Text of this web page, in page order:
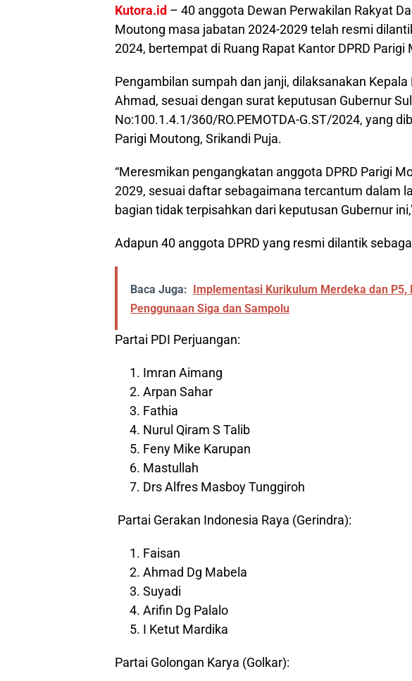
Kutora.id – 40 anggota Dewan Perwakilan Rakyat
Moutong masa jabatan 2024-2029 telah resmi
2024, bertempat di Ruang Rapat Kantor DPRD Parigi
Pengambilan sumpah dan janji, dilaksanakan Kepala
Ahmad, sesuai dengan surat keputusan Gubernur
No:100.1.4.1/360/RO.PEMOTDA-G.ST/2024, yang
Parigi Moutong, Srikandi Puja.
“Meresmikan pengangkatan anggota DPRD Parigi
2029, sesuai daftar sebagaimana tercantum dalam
bagian tidak terpisahkan dari keputusan Gubernur
Adapun 40 anggota DPRD yang resmi dilantik
Baca Juga: Implementasi Kurikulum Merdeka dan P5,
Penggunaan Siga dan Sampolu
Partai PDI Perjuangan:
Imran Aimang
Arpan Sahar
Fathia
Nurul Qiram S Talib
Feny Mike Karupan
Mastullah
Drs Alfres Masboy Tunggiroh
Partai Gerakan Indonesia Raya (Gerindra):
Faisan
Ahmad Dg Mabela
Suyadi
Arifin Dg Palalo
I Ketut Mardika
Partai Golongan Karya (Golkar):